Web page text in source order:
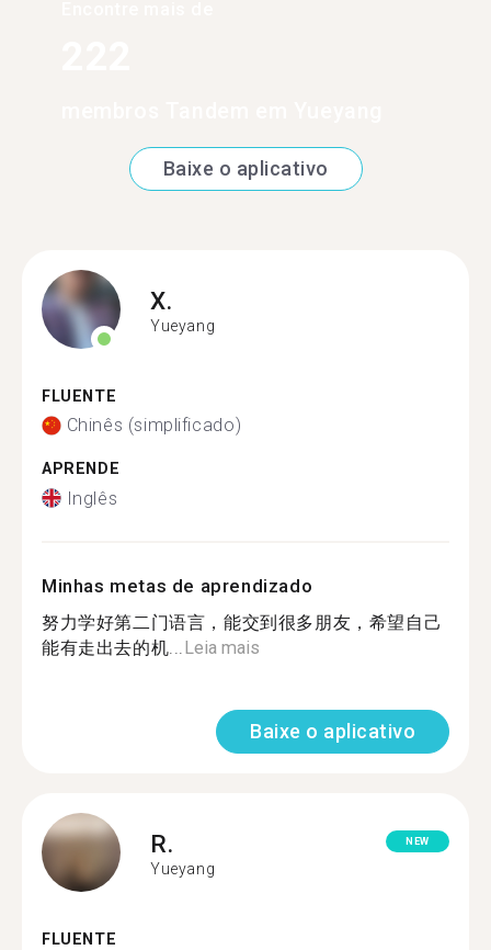
Baixe o aplicativo
X.
Yueyang
FLUENTE
Chinês (simplificado)
APRENDE
Inglês
Minhas metas de aprendizado
努力学好第二门语言，能交到很多朋友，希望自己
能有走出去的机... Leia mais
Baixe o aplicativo
R.
Yueyang
NEW
FLUENTE